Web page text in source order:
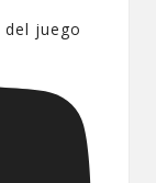
del juego